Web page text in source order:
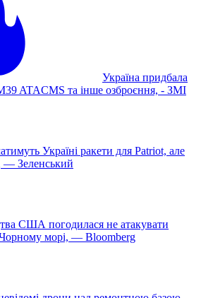
Україна придбала
ATACMS та інше озброєння, - ЗМІ
Україні ракети для Patriot, але
— Зеленський
США погодилася не атакувати
Чорному морі, — Bloomberg